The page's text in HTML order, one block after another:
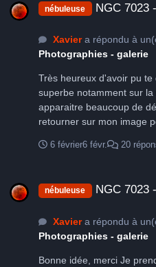
nébuleuse NGC 7023
Xaviera répondu à
Photographies - galerie
Très heureux d'avoir pu
superbe notamment sur
apparaitre beaucoup de
retourner sur mon image
prochaine session et
6 février6 févr. 20
nébuleuse NGC 7023
Xaviera répondu à
Photographies - galerie
Bonne idée, merci Je